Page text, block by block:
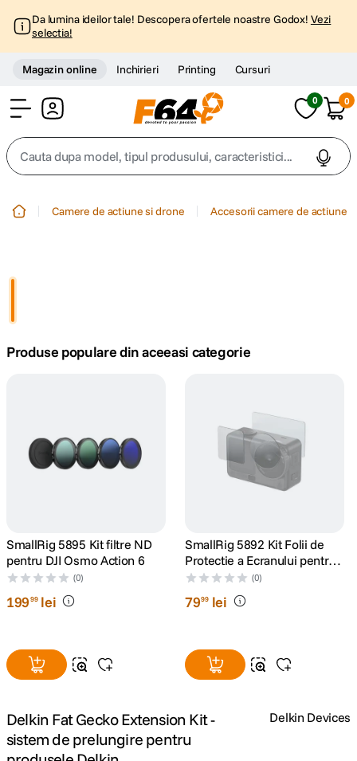
Da lumina ideilor tale! Descopera ofertele noastre Godox! Vezi
selectia!
Magazin online Inchirieri Printing Cursuri
0 0
Cauta dupa model, tipul produsului, caracteristici...
4. peak design
7. card memorie
9. dji osmo
10 . insta 360
Camere de actiune si drone Accesorii camere de actiune
Produse populare din aceeasi categorie
SmallRig 5895 Kit filtre ND
pentru DJI Osmo Action 6
(0)
19999 lei
SmallRig 5892 Kit Folii de
Protectie a Ecranului pentru
DJI Osmo Action 6
(0)
7999 lei
Delkin Fat Gecko Extension Kit -
sistem de prelungire pentru
Delkin Devices